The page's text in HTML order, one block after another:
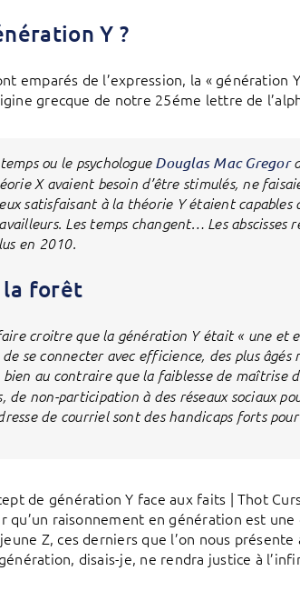
Y ?
emparés de l’expression, la « génération
grecque de notre 25éme lettre de
ou le psychologue Douglas Mac Gregor
X avaient besoin d’être stimulés, ne
satisfaisant à la théorie Y étaient capables
Les temps changent… Les abscisses
en 2010.
la forêt
croitre que la génération Y était « une et
se connecter avec efficience, des plus âgés
au contraire que la faiblesse de maîtrise
de non-participation à des réseaux sociaux
de courriel sont des handicaps forts
de génération Y face aux faits | Thot
qu’un raisonnement en génération est
Z, ces derniers que l’on nous
disais-je, ne rendra justice à